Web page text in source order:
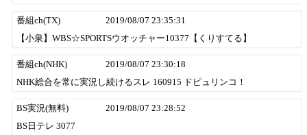
番組ch(TX)
2019/08/07 23:35:31
【小泉】WBS☆SPORTSウオッチャー10377【くりすてる】
番組ch(NHK)
2019/08/07 23:30:18
NHK総合を常に実況し続けるスレ 160915 ドピュリンコ！
BS実況(無料)
2019/08/07 23:28:52
BS日テレ 3077